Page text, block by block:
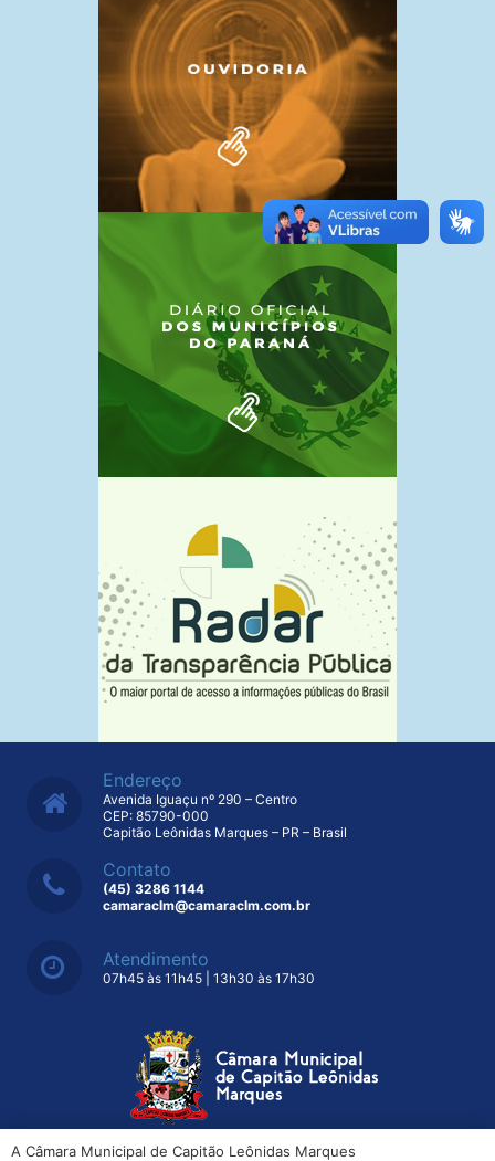
Endereço
Avenida Iguaçu nº 290 – Centro
CEP: 85790-000
Capitão Leônidas Marques – PR – Brasil
Contato
(45) 3286 1144
camaraclm@camaraclm.com.br
Atendimento
07h45 às 11h45 | 13h30 às 17h30
A Câmara Municipal de Capitão Leônidas Marques